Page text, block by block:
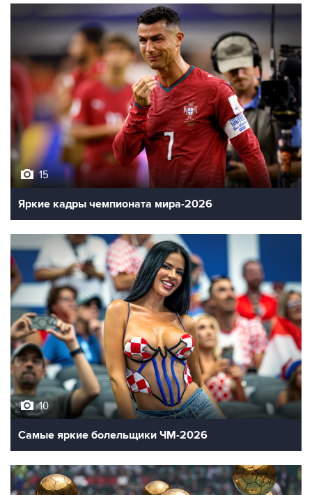
15
Яркие кадры чемпионата мира-2026
10
Самые яркие болельщики ЧМ-2026